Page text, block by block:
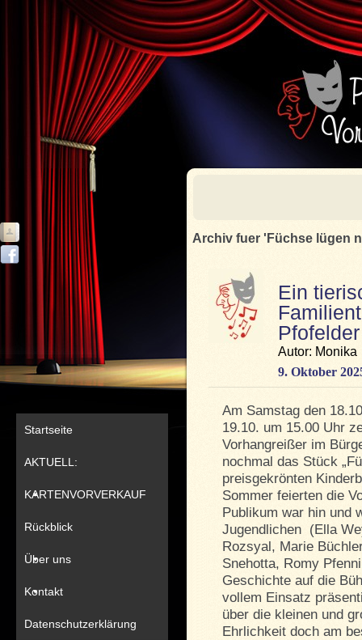
Startseite
AKTUELL:
KARTENVORVERKAUF
Rückblick
Über uns
Kontakt
Datenschutzerklärung
Archiv fuer 'Füchse lügen
Ein
Autor: Monika
9. Oktober
Am Samstag den
19.10. um 15.00 Uhr
Vorhangreißer im
nochmal das Stück
preisgekrönten
Sommer feierten die
Publikum war hin und
Jugendlichen (Ella
Rozsyal, Marie
Snehotta, Romy
Geschichte auf die
vollem Einsatz
über die kleinen und
Ehrlichkeit doch am